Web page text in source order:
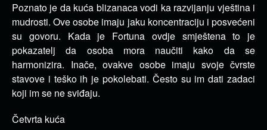
Poznato je da kuća blizanaca vodi ka razvijanju vještina i
mudrosti.Ove osobe imaju jaku koncentraciju i posvećeni
su govoru. Kada je Fortuna ovdje smještena to je
pokazatelj da osoba mora naučiti kako da se
harmonizira. Inače, ovakve osobe imaju svoje čvrste
stavove i teško ih je pokolebati. Često su im dati zadaci
koji im se ne sviđaju.
Četvrta kuća